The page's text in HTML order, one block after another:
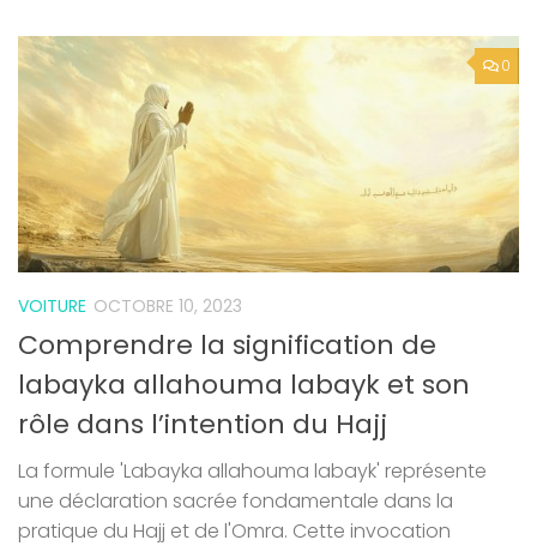
0
VOITURE OCTOBRE 10, 2023
Comprendre la signification de
labayka allahouma labayk et son
rôle dans l’intention du Hajj
La formule 'Labayka allahouma labayk' représente
une déclaration sacrée fondamentale dans la
pratique du Hajj et de l'Omra. Cette invocation